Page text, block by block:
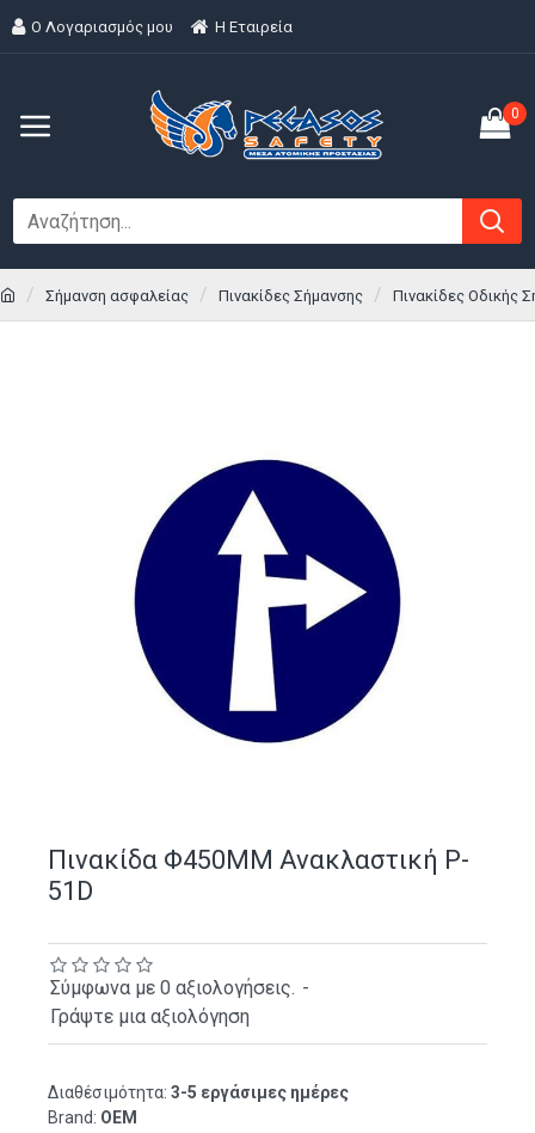
Ο Λογαριασμός μου H Εταιρεία
0
Σήμανση ασφαλείας Πινακίδες Σήμανσης Πινακίδες Οδικής
Πινακίδα Φ450ΜΜ Ανακλαστική P-
51D
Διαθέσιμότητα: 3-5 εργάσιμες ημέρες
Brand: OEM
Σύμφωνα με 0 αξιολογήσεις. -
Γράψτε μια αξιολόγηση